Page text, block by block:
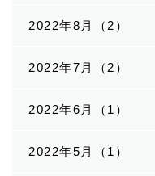
2022年8月（2）
2022年7月（2）
2022年6月（1）
2022年5月（1）